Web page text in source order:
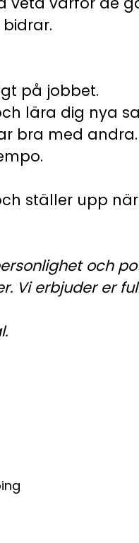
på jobbet.
lära dig nya
bra med andra.
ställer upp
och
Vi erbjuder er